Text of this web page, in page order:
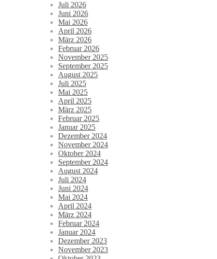
Juli 2026
Juni 2026
Mai 2026
April 2026
März 2026
Februar 2026
November 2025
September 2025
August 2025
Juli 2025
Mai 2025
April 2025
März 2025
Februar 2025
Januar 2025
Dezember 2024
November 2024
Oktober 2024
September 2024
August 2024
Juli 2024
Juni 2024
Mai 2024
April 2024
März 2024
Februar 2024
Januar 2024
Dezember 2023
November 2023